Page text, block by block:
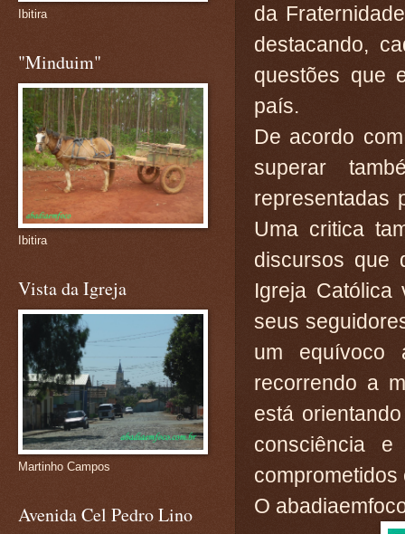
da
destacando,
questões que
país.
De acordo
superar
representadas
Uma critica
discursos que
Igreja Católica
seus
um equívoco
recorrendo a
está
consciência
comprometidos
O
Ibitira
"Minduim"
Ibitira
Vista da Igreja
Martinho Campos
Avenida Cel Pedro Lino